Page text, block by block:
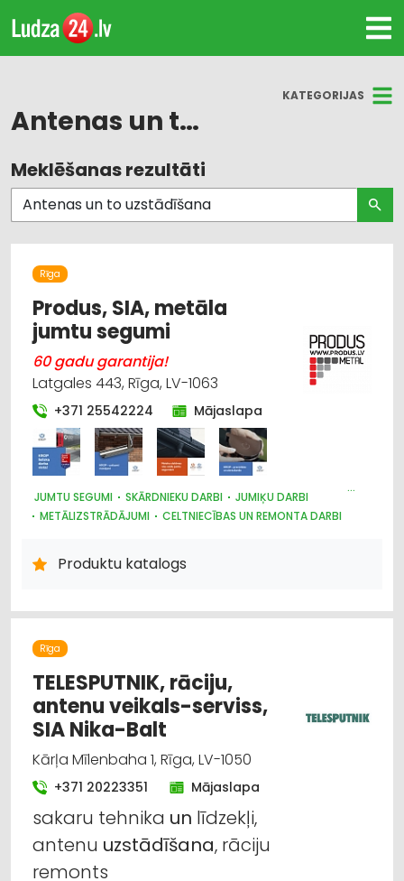
KATEGORIJAS
Antenas un to uzstādīšana
Visas nozares
Metālizstrādājumi
Apsardze: aizsargierīces, sistēmas,
videonovērošana
Būvmateriālu, būvkonstrukciju ražošana
Būvmateriālu, būvkonstrukciju tirdzniecība
Celtniecības un remonta darbi
Durvis, logi
Jumiķu darbi
Meklēšanas rezultāti
Rīga
Produs, SIA, metāla
jumtu segumi
60 gadu garantija!
Latgales 443, Rīga, LV-1063
+371 25542224 Mājaslapa
JUMTU SEGUMI SKĀRDNIEKU DARBI
JUMIĶU DARBI
METĀLIZSTRĀDĀJUMI
CELTNIECĪBAS UN REMONTA DARBI
BŪVMATERIĀLU, BŪVKONSTRUKCIJU TIRDZNIECĪBA
DŪMVADI, TO IZGATAVOŠANA, UZSTĀDĪŠANA
Produktu katalogs
Rīga
TELESPUTNIK, rāciju,
antenu veikals-serviss,
SIA Nika-Balt
Kārļa Mīlenbaha 1, Rīga, LV-1050
+371 20223351 Mājaslapa
sakaru tehnika un līdzekļi,
antenu uzstādīšana, rāciju
remonts